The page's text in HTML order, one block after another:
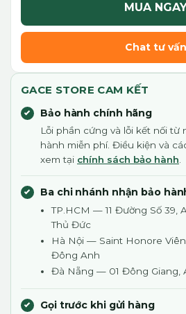
MUA
Chat tư vấn
GACE STORE CAM KẾT
Bảo hành chính hãng
Lỗi phần cứng và lỗi kết nối từ
hành miễn phí. Điều kiện và
xem tại chính sách bảo hành
Ba chi nhánh nhận bảo
TP.HCM — 11 Đường Số 39,
Thủ Đức
Hà Nội — Saint Honore Viên
Đông Anh
Đà Nẵng — 01 Đông Giang,
Gọi trước khi gửi hàng